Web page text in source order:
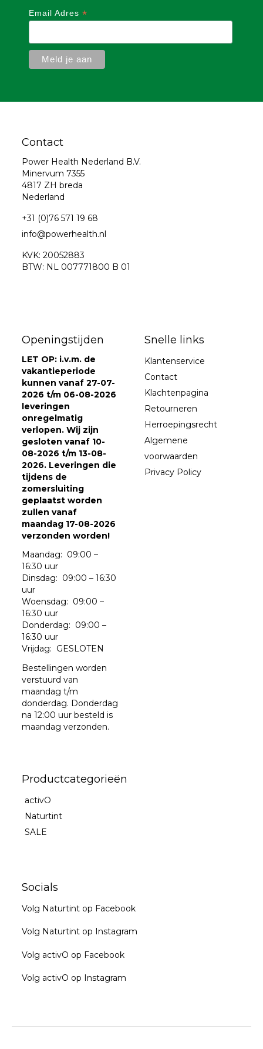
Email Adres*
Contact
Power Health Nederland B.V.
Minervum 7355
4817 ZH breda
Nederland
+31 (0)76 571 19 68
info@powerhealth.nl
KVK: 20052883
BTW: NL 007771800 B 01
Openingstijden
LET OP: i.v.m. de
vakantieperiode
kunnen vanaf 27-07-
2026 t/m 06-08-2026
leveringen
onregelmatig
verlopen. Wij zijn
gesloten vanaf 10-
08-2026 t/m 13-08-
2026. Leveringen die
tijdens de
zomersluiting
geplaatst worden
zullen vanaf
maandag 17-08-2026
verzonden worden!
Maandag: 09:00 –
16:30 uur
Dinsdag: 09:00 – 16:30
uur
Woensdag: 09:00 –
16:30 uur
Donderdag: 09:00 –
16:30 uur
Vrijdag: GESLOTEN
Bestellingen worden
verstuurd van
maandag t/m
donderdag. Donderdag
na 12:00 uur besteld is
maandag verzonden.
Snelle links
Klantenservice
Contact
Klachtenpagina
Retourneren
Herroepingsrecht
Algemene
voorwaarden
Privacy Policy
Productcategorieën
activO
Naturtint
SALE
Socials
Volg Naturtint op Facebook
Volg Naturtint op Instagram
Volg activO op Facebook
Volg activO op Instagram